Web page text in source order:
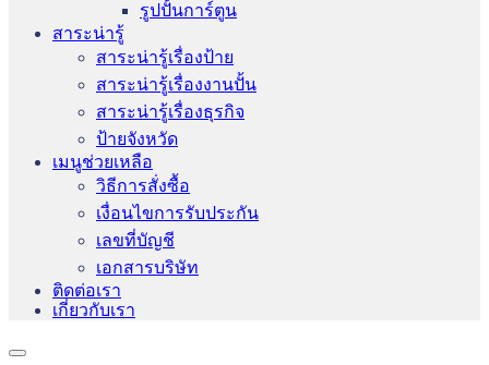
รูปปั้นการ์ตูน
สาระน่ารู้
สาระน่ารู้เรื่องป้าย
สาระน่ารู้เรื่องงานปั้น
สาระน่ารู้เรื่องธุรกิจ
ป้ายจังหวัด
เมนูช่วยเหลือ
วิธีการสั่งซื้อ
เงื่อนไขการรับประกัน
เลขที่บัญชี
เอกสารบริษัท
ติดต่อเรา
เกี่ยวกับเรา